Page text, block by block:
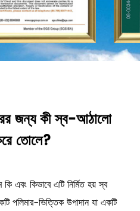
জন্য কী স্ব-আঠালো
তোলে?
এবং কিভাবে এটি নির্মিত হয় স্ব
পলিমার-ভিত্তিক উপাদান যা একটি